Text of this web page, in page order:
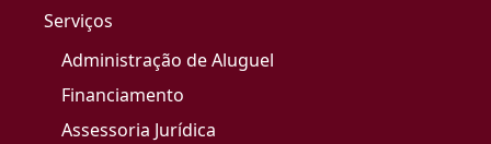
Serviços
Administração de Aluguel
Financiamento
Assessoria Jurídica